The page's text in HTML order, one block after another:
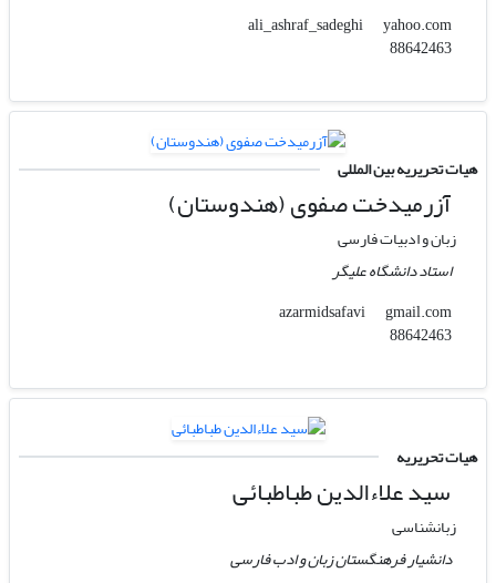
ali_ashraf_sadeghi
yahoo.com
88642463
هیات تحریریه بین المللی
آزرمیدخت صفوی (هندوستان)
زبان و ادبیات فارسی
استاد دانشگاه علیگر
azarmidsafavi
gmail.com
88642463
هیات تحریریه
سید علاءالدین طباطبائی
زبانشناسی
دانشیار فرهنگستان زبان و ادب فارسی